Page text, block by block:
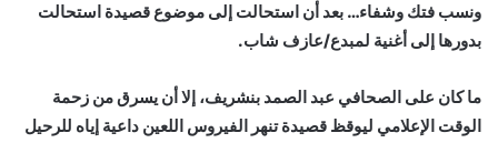
ونسب فتك وشفاء… بعد أن استحالت إلى موضوع قصيدة استحالت
بدورها إلى أغنية لمبدع/عازف شاب.
ما كان على الصحافي عبد الصمد بنشريف، إلا أن يسرق من زحمة
الوقت الإعلامي ليوقظ قصيدة تنهر الفيروس اللعين داعية إياه للرحيل